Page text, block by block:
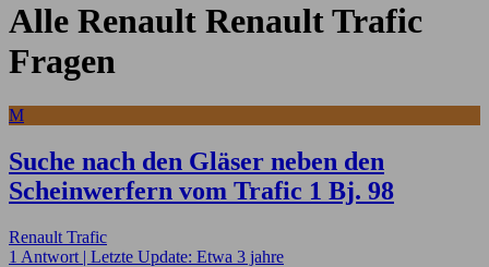
Alle Renault Renault Trafic
Fragen
M
Suche nach den Gläser neben den
Scheinwerfern vom Trafic 1 Bj. 98
Renault Trafic
1 Antwort | Letzte Update: Etwa 3 jahre